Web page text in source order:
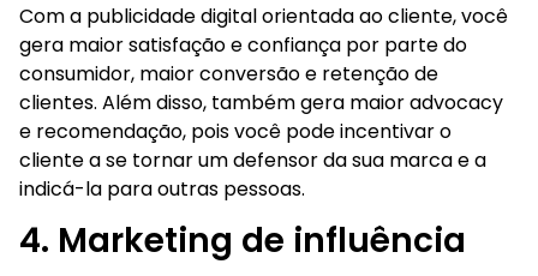
Com a publicidade digital orientada ao cliente, você
gera maior satisfação e confiança por parte do
consumidor, maior conversão e retenção de
clientes. Além disso, também gera maior advocacy
e recomendação, pois você pode incentivar o
cliente a se tornar um defensor da sua marca e a
indicá-la para outras pessoas.
4. Marketing de influência